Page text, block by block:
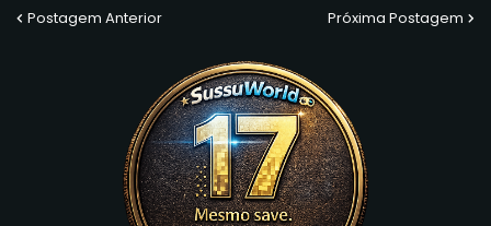
Postagem Anterior Próxima Postagem